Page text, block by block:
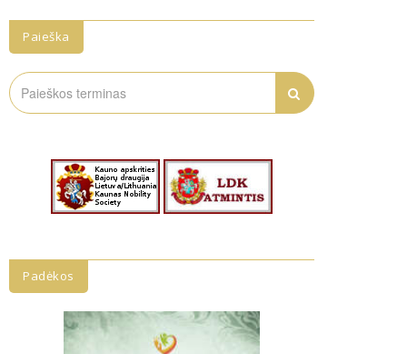
Paieška
Search
for:
Padėkos